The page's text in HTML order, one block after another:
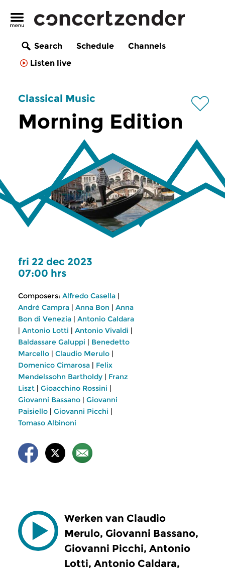
Search Schedule
Channels
Listen live
Classical Music
Morning Edition
fri 22 dec 2023
07:00 hrs
Composers: Alfredo Casella |
André Campra | Anna Bon | Anna
Bon di Venezia | Antonio Caldara
| Antonio Lotti | Antonio Vivaldi |
Baldassare Galuppi | Benedetto
Marcello | Claudio Merulo |
Domenico Cimarosa | Felix
Mendelssohn Bartholdy | Franz
Liszt | Gioacchino Rossini |
Giovanni Bassano | Giovanni
Paisiello | Giovanni Picchi |
Tomaso Albinoni
Werken van Claudio
Merulo, Giovanni Bassano,
Giovanni Picchi, Antonio
Lotti, Antonio Caldara,